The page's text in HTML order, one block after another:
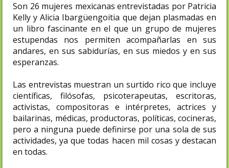
Son 26 mujeres mexicanas entrevistadas por Patricia
Kelly y Alicia Ibargüengoitia que dejan plasmadas en
un libro fascinante en el que un grupo de mujeres
estupendas nos permiten acompañarlas en sus
andares, en sus sabidurías, en sus miedos y en sus
esperanzas.
Las entrevistas muestran un surtido rico que incluye
científicas, filósofas, psicoterapeutas, escritoras,
activistas, compositoras e intérpretes, actrices y
bailarinas, médicas, productoras, políticas, cocineras,
pero a ninguna puede definirse por una sola de sus
actividades, ya que todas hacen mil cosas y destacan
en todas.